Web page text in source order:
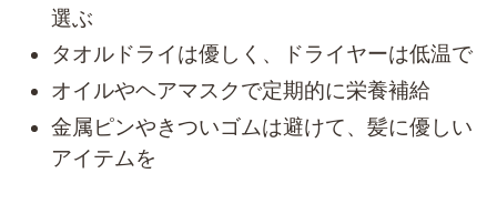
選ぶ
タオルドライは優しく、ドライヤーは低温で
オイルやヘアマスクで定期的に栄養補給
金属ピンやきついゴムは避けて、髪に優しい
アイテムを